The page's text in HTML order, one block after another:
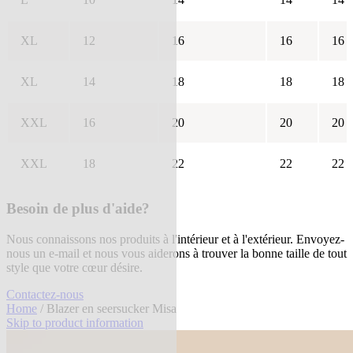
XL 12 16 16 16
XL 14 18 18 18
XXL 16 20 20 20
XXL 18 22 22 22
Besoin de plus d'aide?
Nous connaissons nos produits à l'intérieur et à l'extérieur. Envoyez-
nous un e-mail et nous vous aiderons à trouver la bonne taille de tout
style que votre cœur désire.
Contactez-nous
Home / Blazer en seersucker Misa
Skip to product information